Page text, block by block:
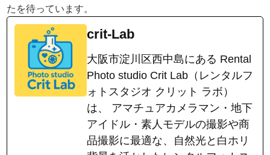
たを待っています。
crit-Lab
大阪市淀川区西中島にある Rental
Photo studio Crit Lab（レンタルフ
ォトスタジオ クリット ラボ）
は、 アマチュアカメラマン・地下
アイドル・素人モデルの撮影や商
品撮影に最適な、自然光と白ホリ